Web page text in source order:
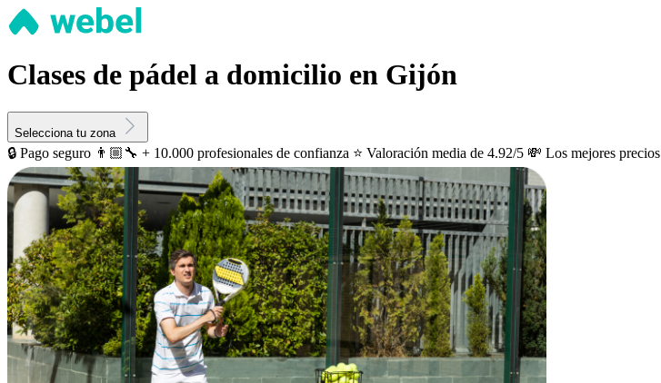
Clases de pádel a domicilio en Gijón
Selecciona tu zona
🔒 Pago seguro 👨🏼‍🔧 + 10.000 profesionales de confianza ⭐️ Valoración media de 4.92/5 💸 Los mejores precios